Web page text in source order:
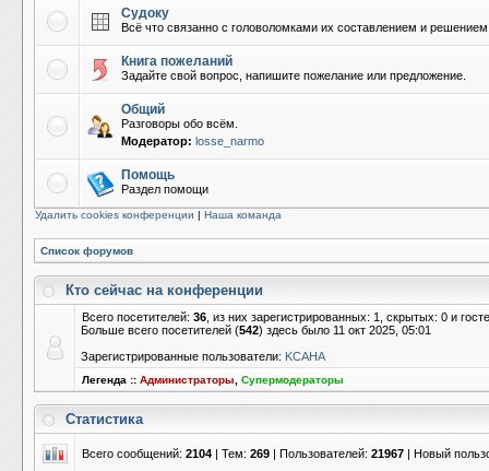
Судоку
Всё что связанно с головоломками их составлением и
Книга пожеланий
Задайте свой вопрос, напишите пожелание или предложение.
Общий
Разговоры обо всём.
Модератор: losse_narmo
Помощь
Раздел помощи
Удалить cookies конференции | Наша команда
Список форумов
Кто сейчас на конференции
Всего посетителей: 36 , из них зарегистрированных: 1, скрытых: 0 и
Больше всего посетителей (542) здесь было 11 окт 2025, 05:01
Зарегистрированные пользователи: KCAHA
Легенда :: Администраторы Супермодераторы
Статистика
Всего сообщений: 2104 | Тем: 269 | Пользователей: 21967 | Новый